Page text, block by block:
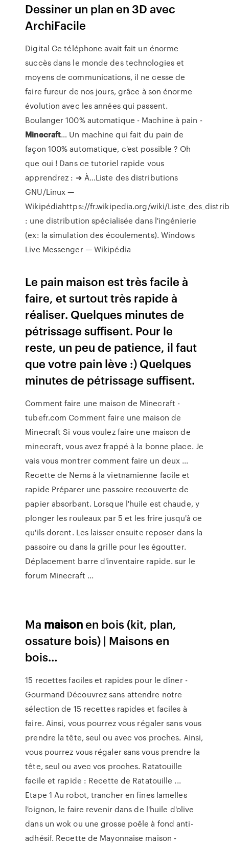
Dessiner un plan en 3D avec
ArchiFacile
Digital Ce téléphone avait fait un énorme
succès dans le monde des technologies et
moyens de communications, il ne cesse de
faire fureur de nos jours, grâce à son énorme
évolution avec les années qui passent.
Boulanger 100% automatique - Machine à pain -
Minecraft… Un machine qui fait du pain de
façon 100% automatique, c'est possible ? Oh
que oui ! Dans ce tutoriel rapide vous
apprendrez : ➜ À…Liste des distributions
GNU/Linux —
Wikipédiahttps://fr.wikipedia.org/wiki/
: une distribution spécialisée dans l'ingénierie
(ex: la simulation des écoulements). Windows
Live Messenger — Wikipédia
Le pain maison est très facile à
faire, et surtout très rapide à
réaliser. Quelques minutes de
pétrissage suffisent. Pour le
reste, un peu de patience, il faut
que votre pain lève :) Quelques
minutes de pétrissage suffisent.
Comment faire une maison de Minecraft -
tubefr.com Comment faire une maison de
Minecraft Si vous voulez faire une maison de
minecraft, vous avez frappé à la bonne place. Je
vais vous montrer comment faire un deux ...
Recette de Nems à la vietnamienne facile et
rapide Préparer une passoire recouverte de
papier absorbant. Lorsque l'huile est chaude, y
plonger les rouleaux par 5 et les frire jusqu'à ce
qu'ils dorent. Les laisser ensuite reposer dans la
passoire ou dans la grille pour les égoutter.
Déplacement barre d'inventaire rapide. sur le
forum Minecraft ...
Ma maisonen bois (kit, plan,
ossature bois) | Maisons en
bois…
15 recettes faciles et rapides pour le dîner -
Gourmand Découvrez sans attendre notre
sélection de 15 recettes rapides et faciles à
faire. Ainsi, vous pourrez vous régaler sans vous
prendre la tête, seul ou avec vos proches. Ainsi,
vous pourrez vous régaler sans vous prendre la
tête, seul ou avec vos proches. Ratatouille
facile et rapide : Recette de Ratatouille ...
Etape 1 Au robot, trancher en fines lamelles
l'oignon, le faire revenir dans de l'huile d'olive
dans un wok ou une grosse poêle à fond anti-
adhésif. Recette de Mayonnaise maison -